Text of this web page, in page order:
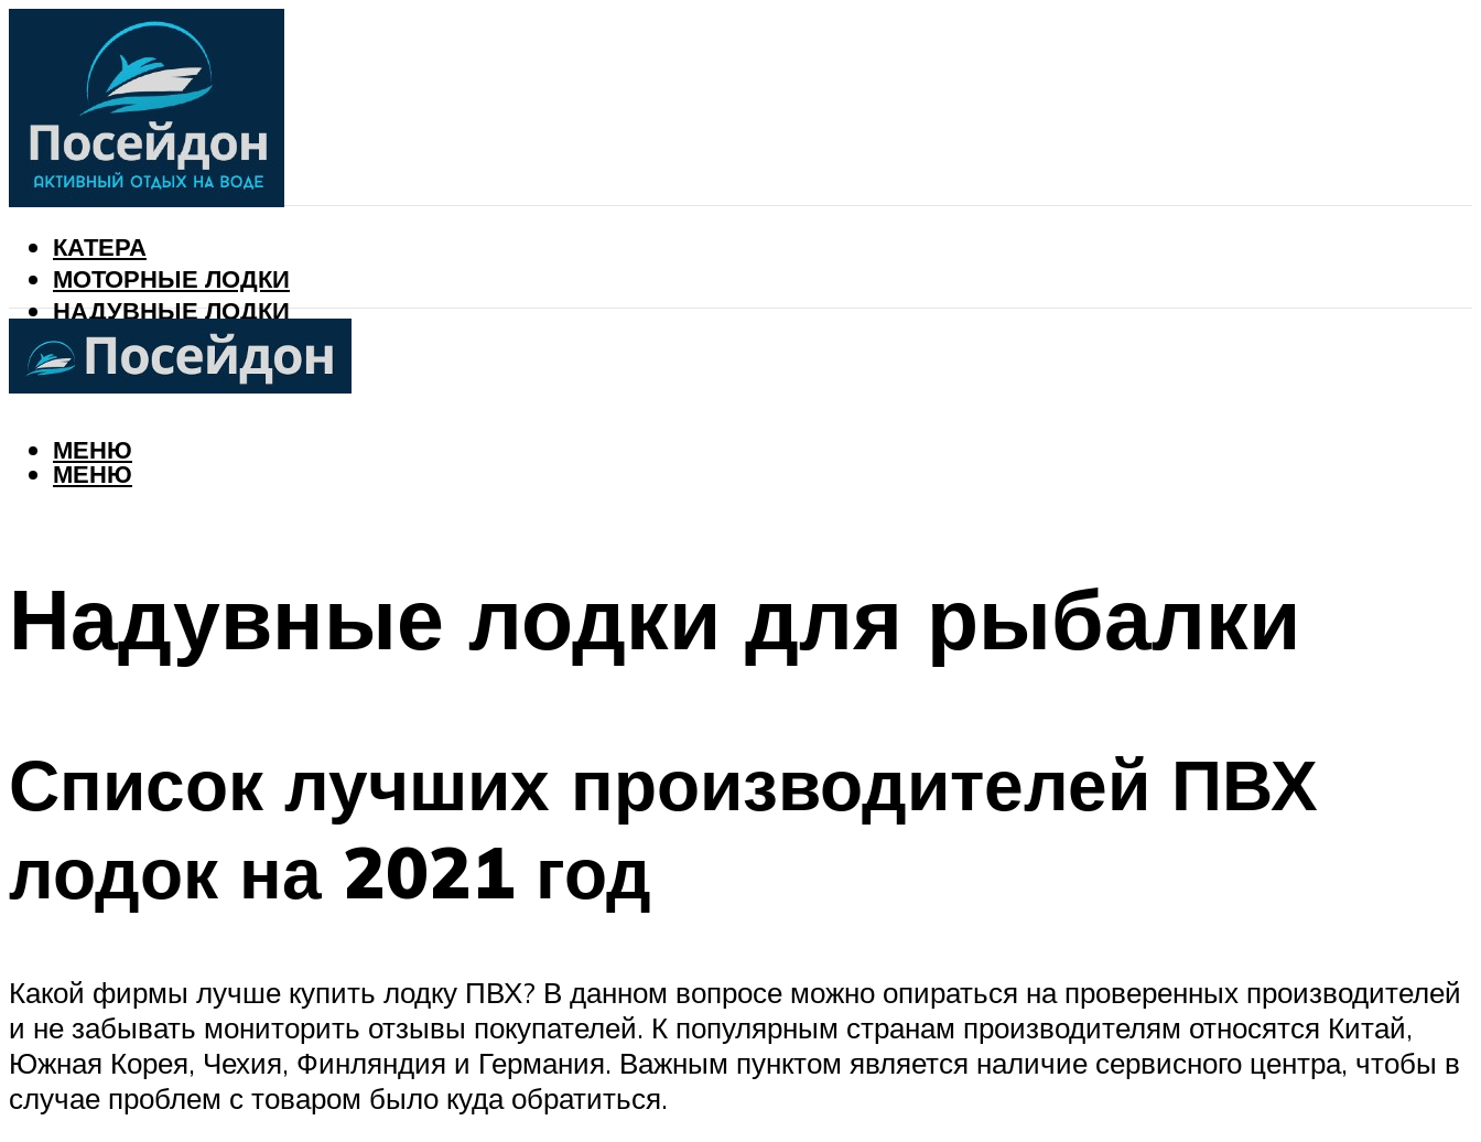
КАТЕРА
МОТОРНЫЕ ЛОДКИ
НАДУВНЫЕ ЛОДКИ
РЫБАЛКА
КАЛЕНДАРЬ РЫБАКА
МЕНЮ
МЕНЮ
Надувные лодки для рыбалки
Список лучших производителей ПВХ
лодок на 2021 год
Какой фирмы лучше купить лодку ПВХ? В данном вопросе можно опираться на проверенных производителей
и не забывать мониторить отзывы покупателей. К популярным странам производителям относятся Китай,
Южная Корея, Чехия, Финляндия и Германия. Важным пунктом является наличие сервисного центра, чтобы в
случае проблем с товаром было куда обратиться.